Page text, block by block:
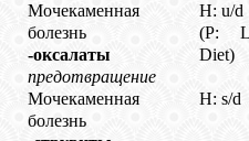
Мочекаменная
болезнь
-оксалаты
предотвращение
H: u/d
(P:
Diet)
Мочекаменная
болезнь
H: s/d